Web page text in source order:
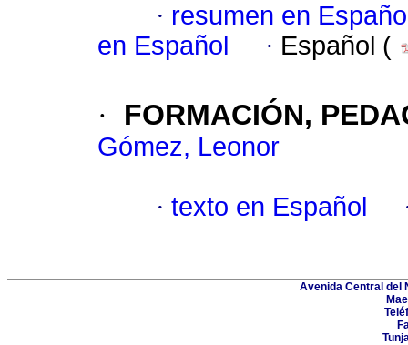
· resumen en
en Español
· Español (
· FORMACIÓN,
Gómez, Leonor
· texto en Español
Avenida Central del